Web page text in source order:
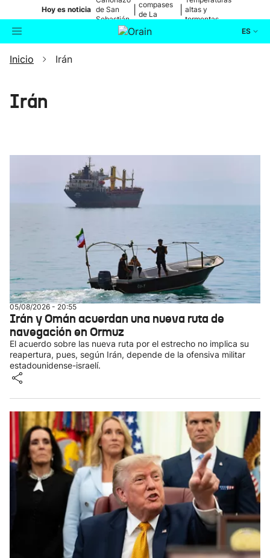
Hoy es noticia de San
Sebastián
compases
de La
altas y
tormentas
ES
Buscador
Eguraldia
Inicio Irán
Irán
05/08/2026 - 20:55
Irán y Omán acuerdan una nueva ruta de
navegación en Ormuz
El acuerdo sobre las nueva ruta por el estrecho no implica su
reapertura, pues, según Irán, depende de la ofensiva militar
estadounidense-israelí.